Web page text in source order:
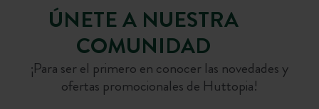
ÚNETE A NUESTRA
COMUNIDAD
¡Para ser el primero en conocer las novedades y
ofertas promocionales de Huttopia!